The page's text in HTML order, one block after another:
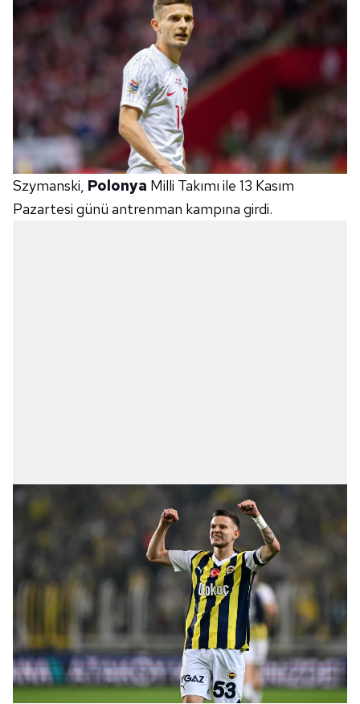
Szymanski, Polonya Milli Takımı ile 13 Kasım
Pazartesi günü antrenman kampına girdi.